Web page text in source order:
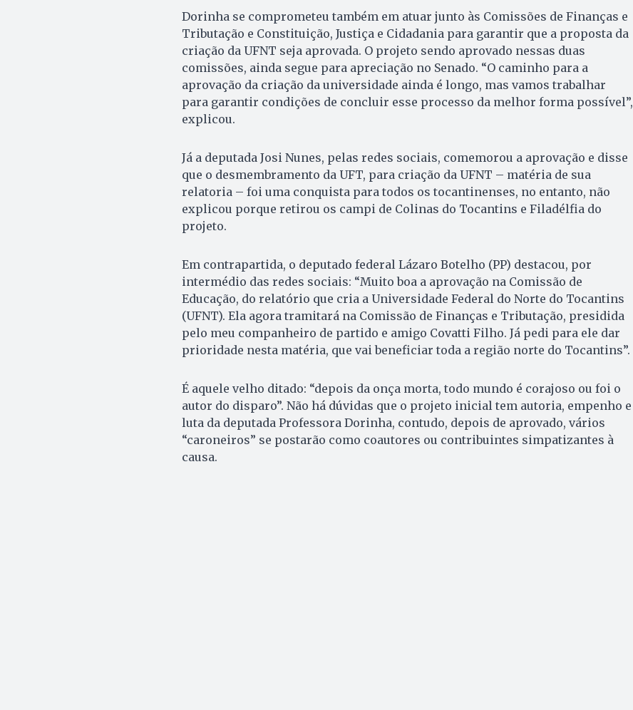
Dorinha se comprometeu também em atuar junto às Comissões de Finanças e
Tributação e Constituição, Justiça e Cidadania para garantir que a proposta da
criação da UFNT seja aprovada. O projeto sendo aprovado nessas duas
comissões, ainda segue para apreciação no Senado. “O caminho para a
aprovação da criação da universidade ainda é longo, mas vamos trabalhar
para garantir condições de concluir esse processo da melhor forma possível”,
explicou.
Já a deputada Josi Nunes, pelas redes sociais, comemorou a aprovação e disse
que o desmembramento da UFT, para criação da UFNT – matéria de sua
relatoria – foi uma conquista para todos os tocantinenses, no entanto, não
explicou porque retirou os campi de Colinas do Tocantins e Filadélfia do
projeto.
Em contrapartida, o deputado federal Lázaro Botelho (PP) destacou, por
intermédio das redes sociais: “Muito boa a aprovação na Comissão de
Educação, do relatório que cria a Universidade Federal do Norte do Tocantins
(UFNT). Ela agora tramitará na Comissão de Finanças e Tributação, presidida
pelo meu companheiro de partido e amigo Covatti Filho. Já pedi para ele dar
prioridade nesta matéria, que vai beneficiar toda a região norte do Tocantins”.
É aquele velho ditado: “depois da onça morta, todo mundo é corajoso ou foi o
autor do disparo”. Não há dúvidas que o projeto inicial tem autoria, empenho e
luta da deputada Professora Dorinha, contudo, depois de aprovado, vários
“caroneiros” se postarão como coautores ou contribuintes simpatizantes à
causa.